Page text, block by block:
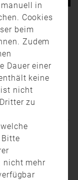
das hat sich
zu
auf fünf Tage
beim
in
Cookies
beim
Zudem
Dauer einer
keine
ist nicht
zu
Bitte
nicht mehr